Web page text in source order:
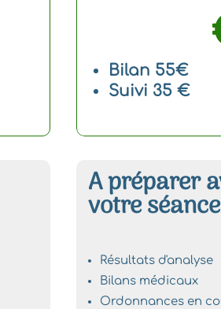
Bilan 55€
Suivi 35 €
A préparer
votre séance
Résultats d'analyse
Bilans médicaux
Ordonnances en